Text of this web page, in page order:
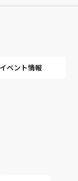
イベント情報